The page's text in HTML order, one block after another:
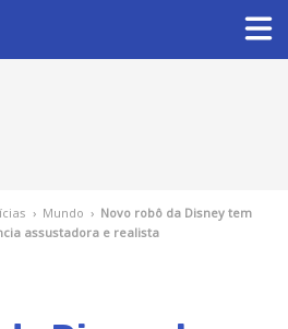
› Mundo › Novo robô da Disney tem
assustadora e realista